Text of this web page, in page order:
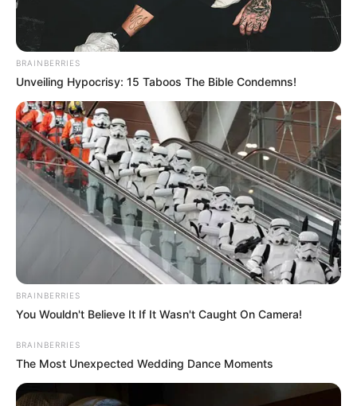
Fonte: JASB - Jornal dos Agentes de Saúde do Brasil
www.jasb.com.br.
Edição Geral: JASB.
Encaminhamento de denúncia ao JASB: Acesse aqui.
O jornalismo do JASB.com.br precisa de você para continuar
marcando ponto na vida das pessoas.Compartilhe as nossas
notícias em suas redes sociais!
BRAINBERRIES
Unveiling Hypocrisy: 15 Taboos The Bible Condemns!
BRAINBERRIES
You Wouldn't Believe It If It Wasn't Caught On Camera!
BRAINBERRIES
The Most Unexpected Wedding Dance Moments